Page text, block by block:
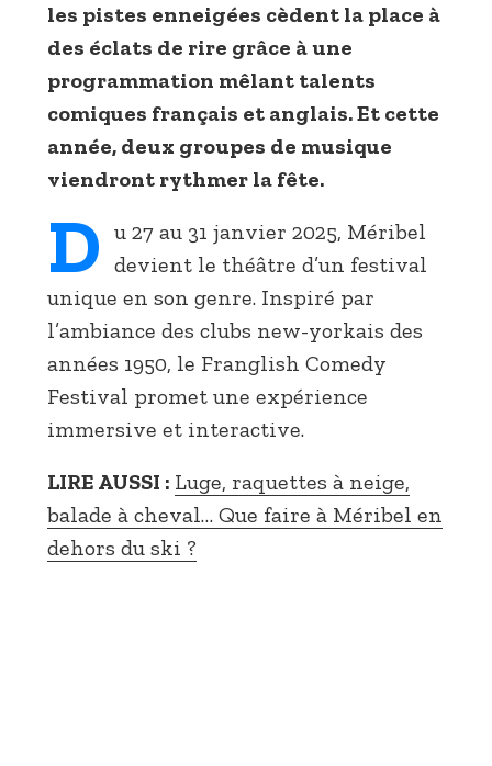
les pistes enneigées cèdent la place à
des éclats de rire grâce à une
programmation mêlant talents
comiques français et anglais. Et cette
année, deux groupes de musique
viendront rythmer la fête.
D u 27 au 31 janvier 2025, Méribel
devient le théâtre d’un festival
unique en son genre. Inspiré par
l’ambiance des clubs new-yorkais des
années 1950, le Franglish Comedy
Festival promet une expérience
immersive et interactive.
LIRE AUSSI : Luge, raquettes à neige,
balade à cheval… Que faire à Méribel en
dehors du ski ?